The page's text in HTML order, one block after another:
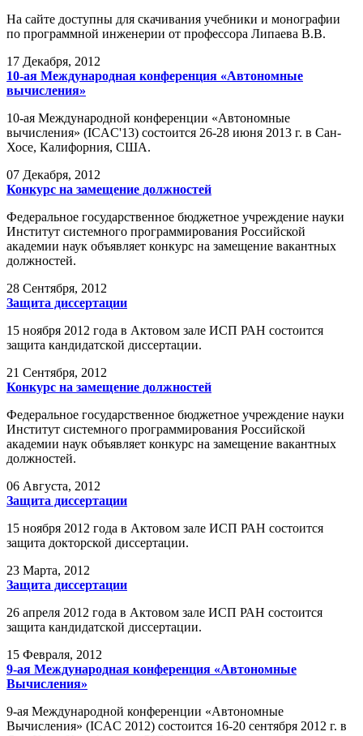
На сайте доступны для скачивания учебники и монографии
по программной инженерии от профессора Липаева В.В.
17 Декабря, 2012
10-ая Международная конференция «Автономные
вычисления»
10-ая Международной конференции «Автономные
вычисления» (ICAC'13) состоится 26-28 июня 2013 г. в Сан-
Хосе, Калифорния, США.
07 Декабря, 2012
Конкурс на замещение должностей
Федеральное государственное бюджетное учреждение науки
Институт системного программирования Российской
академии наук объявляет конкурс на замещение вакантных
должностей.
28 Сентября, 2012
Защита диссертации
15 ноября 2012 года в Актовом зале ИСП РАН состоится
защита кандидатской диссертации.
21 Сентября, 2012
Конкурс на замещение должностей
Федеральное государственное бюджетное учреждение науки
Институт системного программирования Российской
академии наук объявляет конкурс на замещение вакантных
должностей.
06 Августа, 2012
Защита диссертации
15 ноября 2012 года в Актовом зале ИСП РАН состоится
защита докторской диссертации.
23 Марта, 2012
Защита диссертации
26 апреля 2012 года в Актовом зале ИСП РАН состоится
защита кандидатской диссертации.
15 Февраля, 2012
9-ая Международная конференция «Автономные
Вычисления»
9-ая Международной конференции «Автономные
Вычисления» (ICAC 2012) состоится 16-20 сентября 2012 г. в